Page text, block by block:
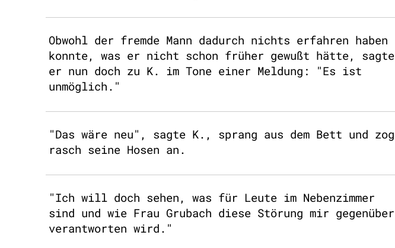
Obwohl der fremde Mann dadurch nichts erfahren haben
konnte, was er nicht schon früher gewußt hätte, sagte
er nun doch zu K. im Tone einer Meldung: "Es ist
unmöglich."
"Das wäre neu", sagte K., sprang aus dem Bett und zog
rasch seine Hosen an.
"Ich will doch sehen, was für Leute im Nebenzimmer
sind und wie Frau Grubach diese Störung mir gegenüber
verantworten wird."